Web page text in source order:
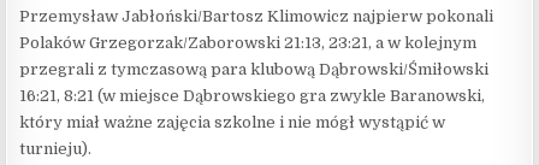
Przemysław Jabłoński/Bartosz Klimowicz najpierw pokonali
Polaków Grzegorzak/Zaborowski 21:13, 23:21, a w kolejnym
przegrali z tymczasową para klubową Dąbrowski/Śmiłowski
16:21, 8:21 (w miejsce Dąbrowskiego gra zwykle Baranowski,
który miał ważne zajęcia szkolne i nie mógł wystąpić w
turnieju).